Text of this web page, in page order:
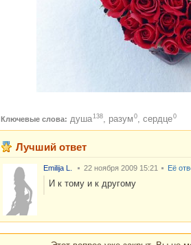
Ключевые слова: душа138, разум 0, сердцe0
Лучший ответ
Emilija L. 22 ноября 2009 15:21 Её
И к тому и к другому